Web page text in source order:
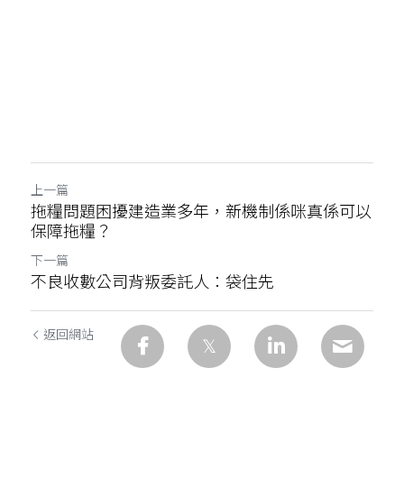
上一篇
拖糧問題困擾建造業多年，新機制係咪真係可以
保障拖糧？
下一篇
不良收數公司背叛委託人：袋住先
返回網站